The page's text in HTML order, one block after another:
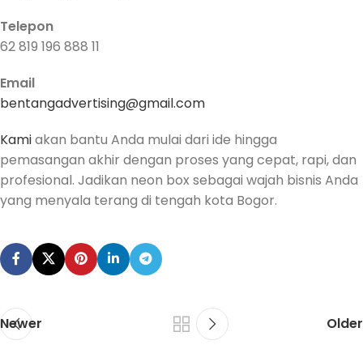
Telepon
62 819 196 888 11
Email
bentangadvertising@gmail.com
Kamiakan bantu Anda mulai dari ide hingga
pemasangan akhir dengan proses yang cepat, rapi, dan
profesional. Jadikan neon box sebagai wajah bisnis Anda
yang menyala terang di tengah kota Bogor.
Newer Older